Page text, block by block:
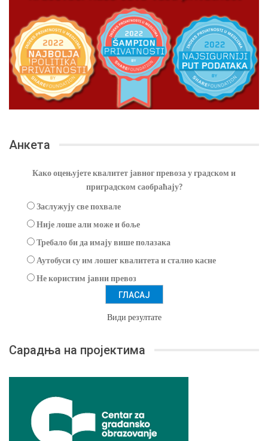
Анкета
Како оцењујете квалитет јавног превоза у градском и
приградском саобраћају?
Заслужују све похвале
Није лоше али може и боље
Требало би да имају више полазака
Аутобуси су им лошег квалитета и стално касне
Не користим јавни превоз
Види резултате
Сарадња на пројектима